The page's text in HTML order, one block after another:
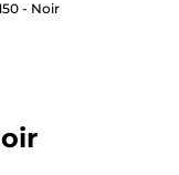
- Noir